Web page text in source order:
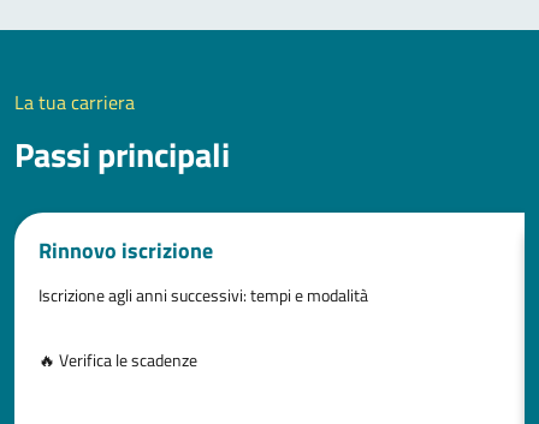
La tua carriera
Passi principali
Rinnovo iscrizione
Iscrizione agli anni successivi: tempi e modalità
🔥 Verifica le scadenze